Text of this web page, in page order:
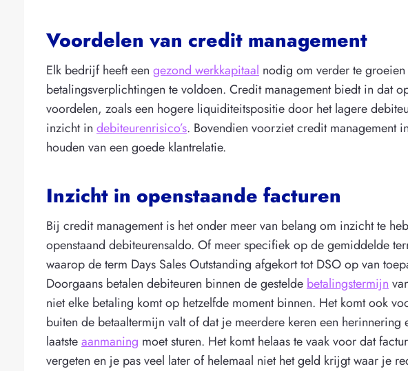
Voordelen van credit management
Elk bedrijf heeft een gezond werkkapitaal nodig om verder te
betalingsverplichtingen te voldoen. Credit management biedt in dat
voordelen, zoals een hogere liquiditeitspositie door het lagere
inzicht in debiteurenrisico’s. Bovendien voorziet credit management
houden van een goede klantrelatie.
Inzicht in openstaande facturen
Bij credit management is het onder meer van belang om inzicht te
openstaand debiteurensaldo. Of meer specifiek op de gemiddelde
waarop de term Days Sales Outstanding afgekort tot DSO op van
Doorgaans betalen debiteuren binnen de gesteldebetalingstermijn
niet elke betaling komt op hetzelfde moment binnen. Het komt ook
buiten de betaaltermijn valt of dat je meerdere keren een herinnering
laatsteaanmaning moet sturen. Het komt helaas te vaak voor dat
vergeten en je pas veel later of helemaal niet het geld krijgt waar je